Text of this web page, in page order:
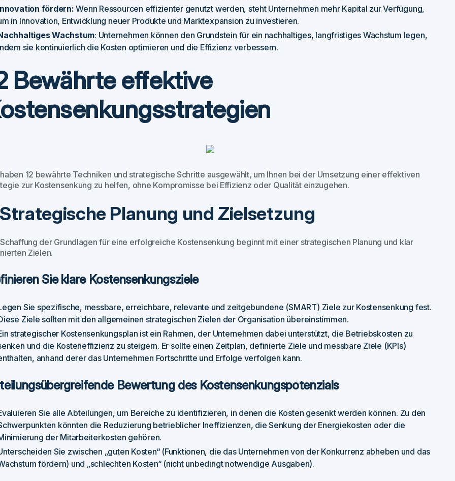
fördern:Wenn Ressourcen effizienter genutzt werden, steht Unternehmen mehr Kapital zur Verfügung,
in Innovation, Entwicklung neuer Produkte und Marktexpansion zu investieren.
Wachstum: Unternehmen können den Grundstein für ein nachhaltiges, langfristiges Wachstum legen,
sie kontinuierlich die Kosten optimieren und die Effizienz verbessern.
Bewährte effektive
12 bewährte Techniken und strategische Schritte ausgewählt, um Ihnen bei der Umsetzung einer effektiven
zur Kostensenkung zu helfen, ohne Kompromisse bei Effizienz oder Qualität einzugehen.
Strategische Planung und Zielsetzung
der Grundlagen für eine erfolgreiche Kostensenkung beginnt mit einer strategischen Planung und klar
Zielen.
Sie klare Kostensenkungsziele
Sie spezifische, messbare, erreichbare, relevante und zeitgebundene (SMART) Ziele zur Kostensenkung fest.
Ziele sollten mit den allgemeinen strategischen Zielen der Organisation übereinstimmen.
strategischer Kostensenkungsplan ist ein Rahmen, der Unternehmen dabei unterstützt, die Betriebskosten zu
und die Kosteneffizienz zu steigern. Er sollte einen Zeitplan, definierte Ziele und messbare Ziele (KPIs)
anhand derer das Unternehmen Fortschritte und Erfolge verfolgen kann.
Bewertung des Kostensenkungspotenzials
Sie alle Abteilungen, um Bereiche zu identifizieren, in denen die Kosten gesenkt werden können. Zu den
könnten die Reduzierung betrieblicher Ineffizienzen, die Senkung der Energiekosten oder die
der Mitarbeiterkosten gehören.
Sie zwischen „guten Kosten“ (Funktionen, die das Unternehmen von der Konkurrenz abheben und das
fördern) und „schlechten Kosten“ (nicht unbedingt notwendige Ausgaben).